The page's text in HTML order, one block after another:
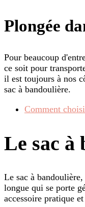
Plongée
Pour beaucoup
ce soit pour
il est toujours à nos
sac à bandoulière.
Comment
Le sac à
Le sac à
longue qui se porte
accessoire pratique